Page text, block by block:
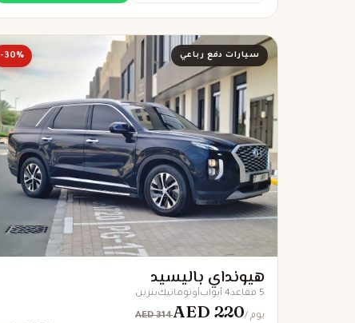
سيارات دفع رباعي -30%
هيونداي باليسيد
5 مقاعد 4 أبواب أوتوماتيكبنزين
AED 314AED 220 / يوم